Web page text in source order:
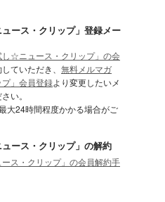
ース・クリップ」登録メー
☆ニュース・クリップ」の会
ていただき、 無料メルマガ
」会員登録より変更したいメ
い。
大24時間程度かかる場合がご
ース・クリップ」の解約
ス・クリップ」の会員解約手